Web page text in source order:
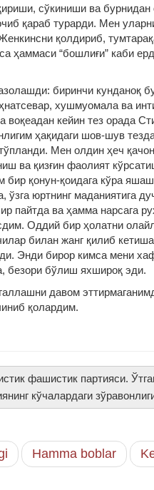
сўкиниши ва бурнидан
қараб турарди. Мен
қолдириб,
ҳаммаси “бошлиғи” каби
биринчи кунданоқ
хушмуомала ва
воқеадан кейин тез орада
ҳақидаги шов-шув
Мен олдин ҳеч
ва қизғин фаолият
қонун-қоидага кўра
ўзга юртнинг маданиятига
пайтда ва ҳамма нарсага
Оддий бир ҳолатни
билан жанг қилиб
Энди бирор кимса мени
безори бўлиш яхшироқ эди.
давом
қолардим.
фашистик партияси. Ўтган
кўчалардаги
Hamma boblar